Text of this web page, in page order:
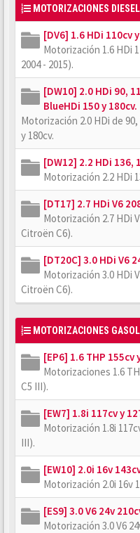
MOTORIZACIONES
[DV6] 1.6 HDi 110cv
Motorización 1.6 HDi
2004 - 2015).
[DW10] 2.0 HDi 90,
BlueHDi 150 y 180cv.
Motorización 2.0 HDi de
y 180cv.
[DW12] 2.2 HDi 136,
Motorización 2.2 HDi
[DT17] 2.7 HDi V6
Motorización 2.7 HDi
Citroën C6).
[DT20C] 3.0 HDi V6
Motorización 3.0 HDi
Citroën C6).
MOTORIZACIONES
[EP6] 1.6 THP 155cv
Motorizaciones 1.6
C5 III).
[EW7] 1.8i 117cv y
Motorización 1.8i
III).
[EW10] 2.0i 16v
Motorización 2.0i 16v
[ES9] 3.0 V6 24v
Motorización 3.0 V6